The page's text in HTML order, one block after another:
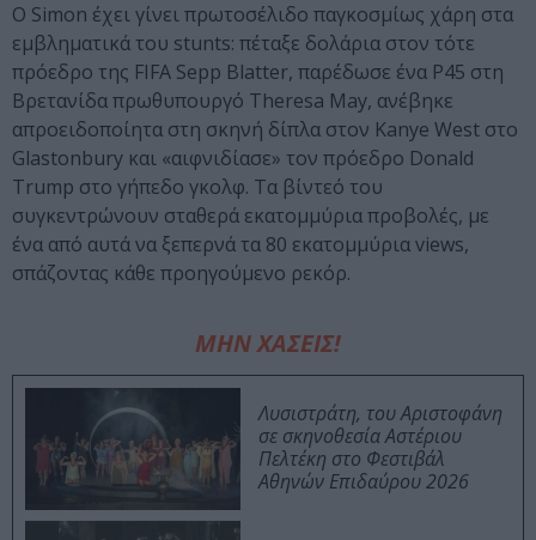
Ο Simon έχει γίνει πρωτοσέλιδο παγκοσμίως χάρη στα
εμβληματικά του stunts: πέταξε δολάρια στον τότε
πρόεδρο της FIFA Sepp Blatter, παρέδωσε ένα P45 στη
Βρετανίδα πρωθυπουργό Theresa May, ανέβηκε
απροειδοποίητα στη σκηνή δίπλα στον Kanye West στο
Glastonbury και «αιφνιδίασε» τον πρόεδρο Donald
Trump στο γήπεδο γκολφ. Τα βίντεό του
συγκεντρώνουν σταθερά εκατομμύρια προβολές, με
ένα από αυτά να ξεπερνά τα 80 εκατομμύρια views,
σπάζοντας κάθε προηγούμενο ρεκόρ.
ΜΗΝ ΧΑΣΕΙΣ!
Λυσιστράτη, του Αριστοφάνη
σε σκηνοθεσία Αστέριου
Πελτέκη στο Φεστιβάλ
Αθηνών Επιδαύρου 2026